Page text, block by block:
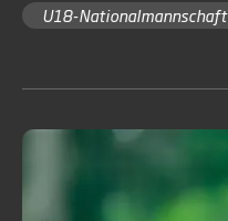
U18-Nationalmannschaft